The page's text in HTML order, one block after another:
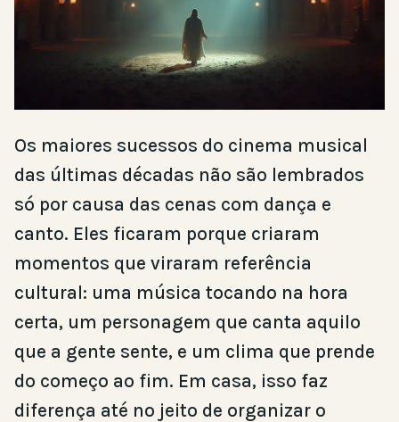
Os maiores sucessos do cinema musical
das últimas décadas não são lembrados
só por causa das cenas com dança e
canto. Eles ficaram porque criaram
momentos que viraram referência
cultural: uma música tocando na hora
certa, um personagem que canta aquilo
que a gente sente, e um clima que prende
do começo ao fim. Em casa, isso faz
diferença até no jeito de organizar o